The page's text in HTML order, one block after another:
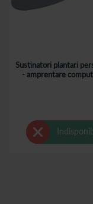
Sustinatori plantari
- amprentare